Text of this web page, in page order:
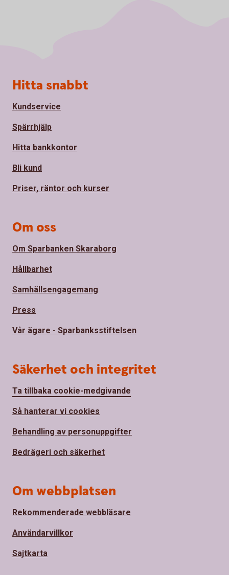
Sidfot
Hitta snabbt
Kundservice
Spärrhjälp
Hitta bankkontor
Bli kund
Priser, räntor och kurser
Om oss
Om Sparbanken Skaraborg
Hållbarhet
Samhällsengagemang
Press
Vår ägare - Sparbanksstiftelsen
Säkerhet och integritet
Ta tillbaka cookie-medgivande
Så hanterar vi cookies
Behandling av personuppgifter
Bedrägeri och säkerhet
Om webbplatsen
Rekommenderade webbläsare
Användarvillkor
Sajtkarta